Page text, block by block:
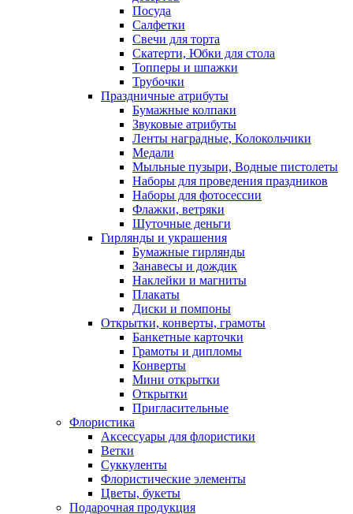
Посуда
Салфетки
Свечи для торта
Скатерти, Юбки для стола
Топперы и шпажки
Трубочки
Праздничные атрибуты
Бумажные колпаки
Звуковые атрибуты
Ленты наградные, Колокольчики
Медали
Мыльные пузыри, Водные пистолеты
Наборы для проведения праздников
Наборы для фотосессии
Флажки, ветряки
Шуточные деньги
Гирлянды и украшения
Бумажные гирлянды
Занавесы и дождик
Наклейки и магниты
Плакаты
Диски и помпоны
Открытки, конверты, грамоты
Банкетные карточки
Грамоты и дипломы
Конверты
Мини открытки
Открытки
Пригласительные
Флористика
Аксессуары для флористики
Ветки
Суккуленты
Флористические элементы
Цветы, букеты
Подарочная продукция